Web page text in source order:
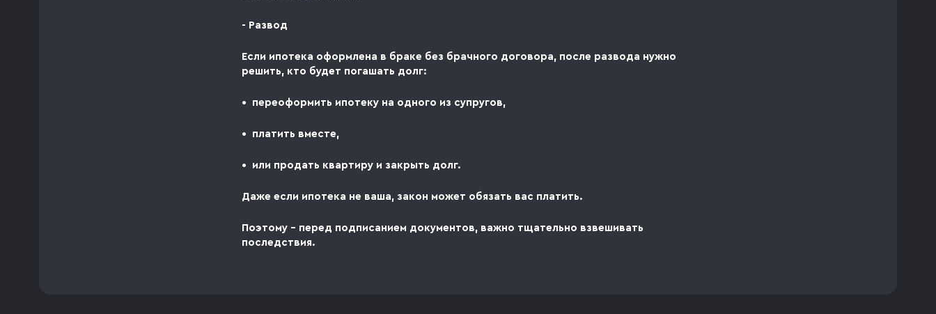
- Развод
Если ипотека оформлена в браке без брачного договора, после развода нужно
решить, кто будет погашать долг:
• переоформить ипотеку на одного из супругов,
• платить вместе,
• или продать квартиру и закрыть долг.
Даже если ипотека не ваша, закон может обязать вас платить.
Поэтому - перед подписанием документов, важно тщательно взвешивать
последствия.